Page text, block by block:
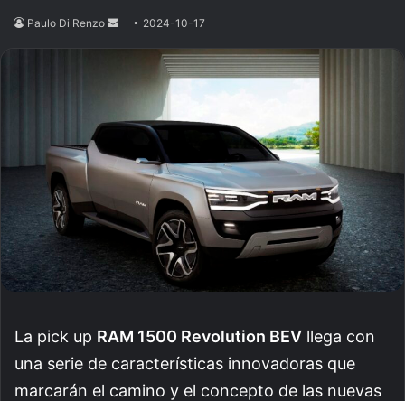
Paulo Di Renzo
Send2024-10-17
La pick up RAM 1500 Revolution BEV llega con
una serie de características innovadoras que
marcarán el camino y el concepto de las nuevas